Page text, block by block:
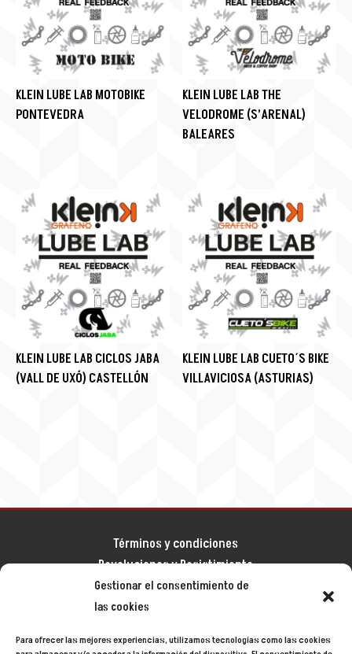
Gestionar el consentimiento de
las cookies
Para ofrecer las mejores experiencias, utilizamos tecnologías como las cookies
KLEIN LUBE LAB MOTOBIKE
PONTEVEDRA
KLEIN LUBE LAB THE
VELODROME (S’ARENAL)
BALEARES
KLEIN LUBE LAB CICLOS JABA
(VALL DE UXÓ) CASTELLÓN
KLEIN LUBE LAB CUETO´S BIKE
VILLAVICIOSA (ASTURIAS)
Términos y condiciones
Devoluciones y Desistimiento
Aviso legal
Política de privacidad
Mapa del sitio